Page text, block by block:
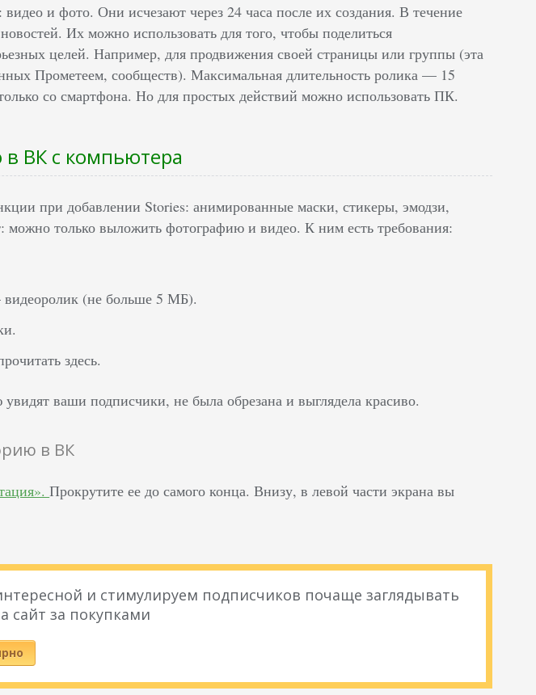
и фото. Они исчезают через 24 часа после их создания. В течение
Их можно использовать для того, чтобы поделиться
целей. Например, для продвижения своей страницы или группы (эта
Прометеем, сообществ). Максимальная длительность ролика –– 15
со смартфона. Но для простых действий можно использовать ПК.
в ВК с компьютера
при добавлении Stories: анимированные маски, стикеры, эмодзи,
можно только выложить фотографию и видео. К ним есть требования:
видеоролик (не больше 5 МБ).
здесь.
ваши подписчики, не была обрезана и выглядела красиво.
в ВК
Прокрутите ее до самого конца. Внизу, в левой части экрана вы
и стимулируем подписчиков почаще заглядывать
сайт за покупками